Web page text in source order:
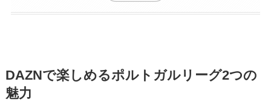
DAZNで楽しめるポルトガルリーグ2つの
魅力